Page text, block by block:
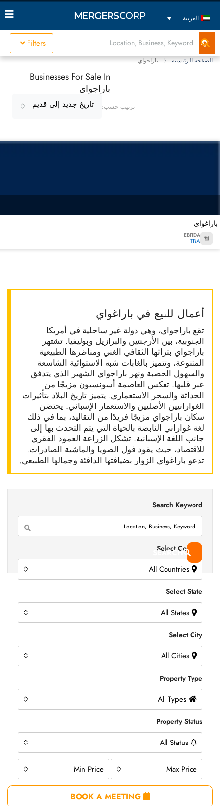
العربية
Filters
الصفحة الرئيسية باراجواي
Businesses For Sale In
باراجواي
ترتيب حسب: تاريخ جديد إلى قديم
باراغواي
EBITDA
TBA
أعمال للبيع في باراغواي
تقع باراجواي، وهي دولة غير ساحلية في أمريكا
الجنوبية، بين الأرجنتين والبرازيل وبوليفيا. تشتهر
باراجواي بتراثها الثقافي الغني ومناظرها الطبيعية
المتنوعة، وتتميز بالغابات شبه الاستوائية الشاسعة
والسهول الخصبة ونهر باراجواي الشهير الذي يتدفق
عبر قلبها. تعكس العاصمة أسونسيون مزيجًا من
الحداثة والسحر الاستعماري. يتميز تاريخ البلاد بتأثيرات
الغوارانيين الأصليين والاستعمار الإسباني. يحتضن
سكان باراجواي مزيجًا فريدًا من التقاليد، بما في ذلك
لغة غواراني النابضة بالحياة التي يتم التحدث بها إلى
جانب اللغة الإسبانية. تشكل الزراعة العمود الفقري
للاقتصاد، حيث يقود فول الصويا والماشية الصادرات.
تدعو باراغواي الزوار بضيافتها الدافئة وجمالها الطبيعي.
Search Keyword
Select Country
All Countries
Select State
All States
Select City
All Cities
Property Type
All Types
Property Status
All Status
Min Price Max Price
SEARCH
BOOK A MEETING